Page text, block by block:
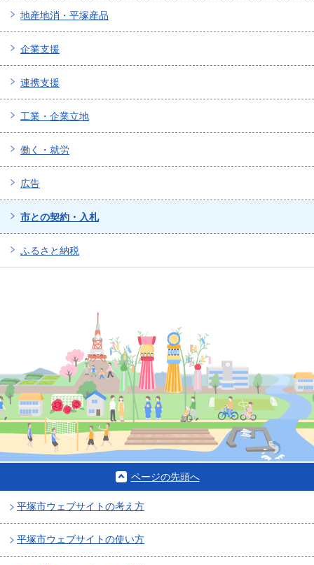
地産地消・平塚産品
企業支援
連携支援
工業・企業立地
働く・就労
広告
市との契約・入札
ふるさと納税
ページの先頭へ
平塚市ウェブサイトの考え方
平塚市ウェブサイトの使い方